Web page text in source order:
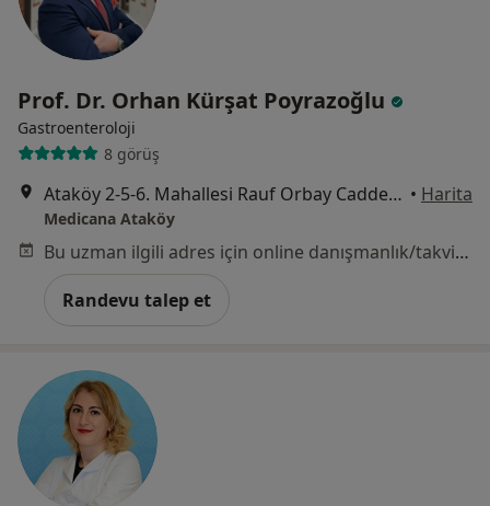
Prof. Dr. Orhan Kürşat Poyrazoğlu
Gastroenteroloji
8 görüş
Ataköy 2-5-6. Mahallesi Rauf Orbay Caddesi No:2/1Z, Bakırköy • Harita
Medicana Ataköy
Bu uzman ilgili adres için online danışmanlık/takvim sunmuyor.
Randevu talep et